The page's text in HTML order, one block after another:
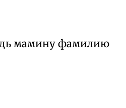
мамину фамилию